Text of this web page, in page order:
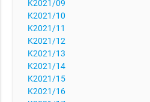
K2021/09
K2021/10
K2021/11
K2021/12
K2021/13
K2021/14
K2021/15
K2021/16